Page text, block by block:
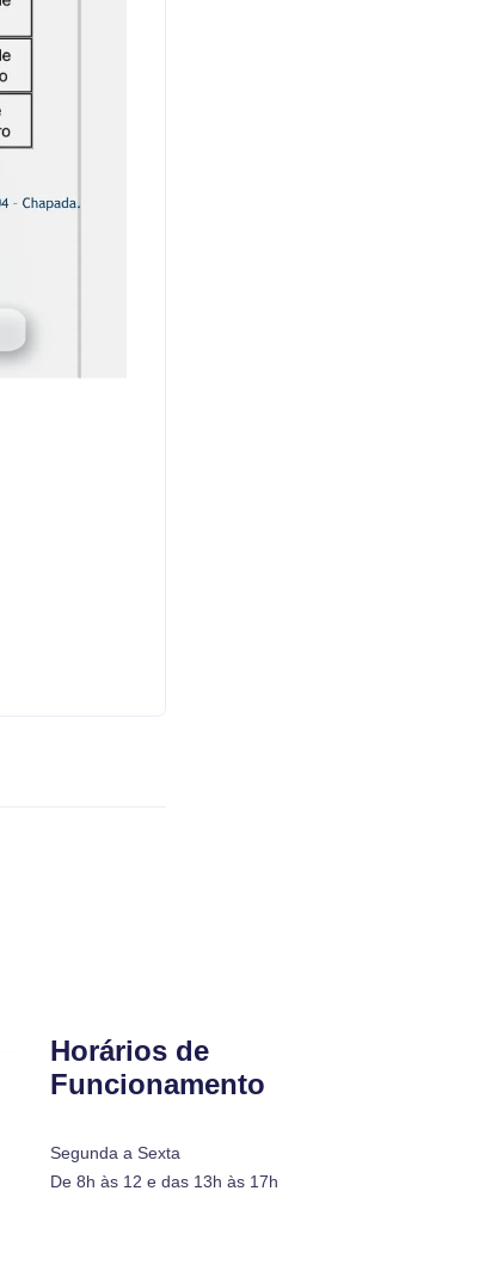
Horários de
Funcionamento
Segunda a Sexta
De 8h às 12 e das 13h às 17h